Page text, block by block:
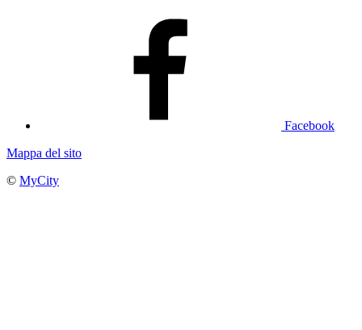
Facebook
Mappa del sito
© MyCity